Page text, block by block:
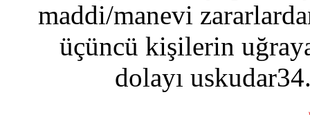
maddi/manevi
üçüncü kişilerin
dolayı